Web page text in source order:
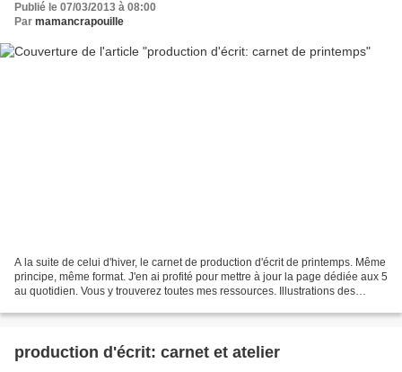
Publié le 07/03/2013 à 08:00
Par mamancrapouille
A la suite de celui d'hiver, le carnet de production d'écrit de printemps. Même
principe, même format. J'en ai profité pour mettre à jour la page dédiée aux 5
au quotidien. Vous y trouverez toutes mes ressources. Illustrations des
production d'écrit: carnet et atelier